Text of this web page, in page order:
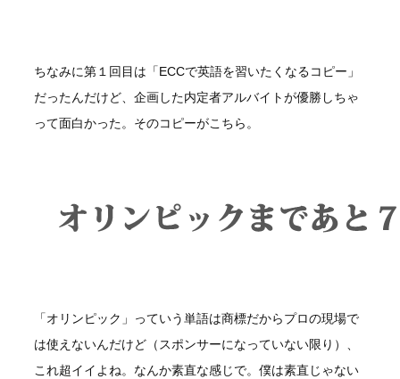
ちなみに第１回目は「ECCで英語を習いたくなるコピー」
だったんだけど、企画した内定者アルバイトが優勝しちゃ
って面白かった。そのコピーがこちら。
「オリンピック」っていう単語は商標だからプロの現場で
は使えないんだけど（スポンサーになっていない限り）、
これ超イイよね。なんか素直な感じで。僕は素直じゃない